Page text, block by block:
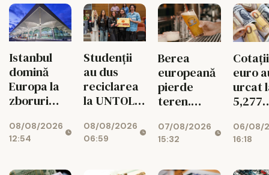
Istanbul
domină
Europa la
zboruri
Unde e
Bucureștiul
08/08/2026
12:54
Studenții
au dus
reciclarea
la UNTOLD
cu
superstiții
08/08/2026
06:59
Berea
europeană
pierde
teren.
UE au
scăzut cu
07/08/2026
15:32
euro
urcat
5,277
06/08/
16:18